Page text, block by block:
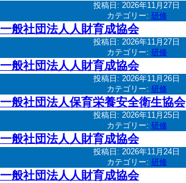
投稿日: 2026年11月27日
カテゴリー: 研修
一般社団法人人財育成協会
投稿日: 2026年11月27日
カテゴリー: 研修
一般社団法人人財育成協会
投稿日: 2026年11月26日
カテゴリー: 研修
一般社団法人保育栄養安全衛生協会
投稿日: 2026年11月25日
カテゴリー: 研修
一般社団法人人財育成協会
投稿日: 2026年11月24日
カテゴリー: 研修
一般社団法人人財育成協会